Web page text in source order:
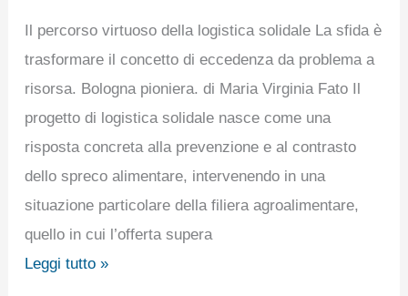
Il percorso virtuoso della logistica solidale La sfida è
trasformare il concetto di eccedenza da problema a
risorsa. Bologna pioniera. di Maria Virginia Fato Il
progetto di logistica solidale nasce come una
risposta concreta alla prevenzione e al contrasto
dello spreco alimentare, intervenendo in una
situazione particolare della filiera agroalimentare,
quello in cui l’offerta supera
Leggi tutto »